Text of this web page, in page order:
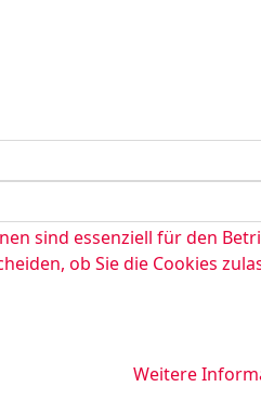
sind essenziell für den
ob Sie die Cookies
Weitere